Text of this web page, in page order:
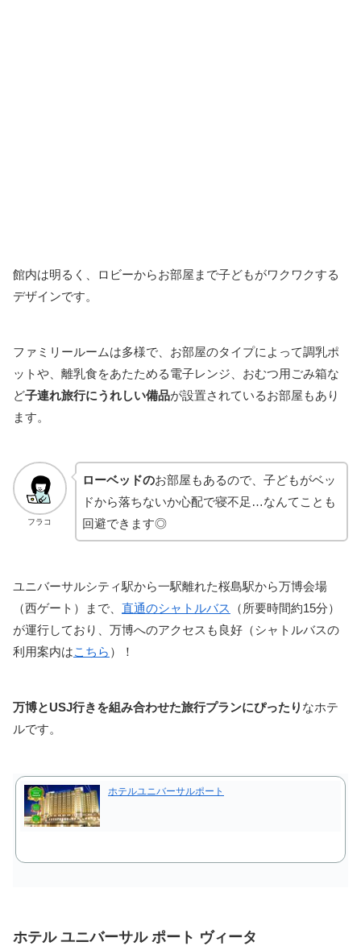
館内は明るく、ロビーからお部屋まで子どもがワクワクする
デザインです。
ファミリールームは多様で、お部屋のタイプによって調乳ポ
ットや、離乳食をあたためる電子レンジ、おむつ用ごみ箱な
ど子連れ旅行にうれしい備品が設置されているお部屋もあり
ます。
フラコ
ローベッドのお部屋もあるので、子どもがベッ
ドから落ちないか心配で寝不足…なんてことも
回避できます◎
ユニバーサルシティ駅から一駅離れた桜島駅から万博会場
（西ゲート）まで、 直通のシャトルバス
（所要時間約15分）
が運行しており、万博へのアクセスも良好（シャトルバスの
利用案内はこちら ）！
万博とUSJ行きを組み合わせた旅行プランにぴったり なホテ
ルです。
ホテルユニバーサルポート
ホテル ユニバーサル ポート ヴィータ